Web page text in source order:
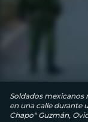
Soldados mexicanos
en una calle durante
Chapo" Guzmán,